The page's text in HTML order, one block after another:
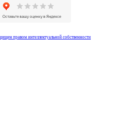
правом интеллектуальной собcтвенности